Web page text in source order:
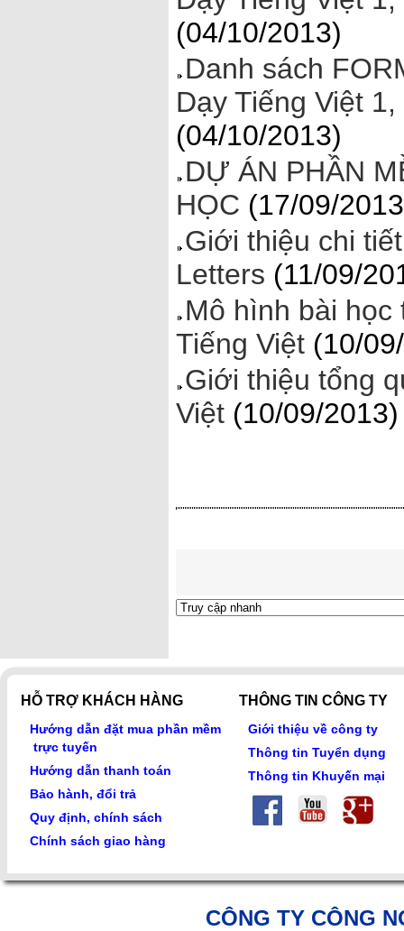
(04/10/2013)
Danh sách
Dạy Tiếng Việt
(04/10/2013)
DỰ ÁN PHẦN
HỌC (17/09/
Giới thiệu chi
Letters (11/09/
Mô hình bài học
Tiếng Việt (10/
Giới thiệu tổng
Việt (10/09/2013)
HỖ TRỢ KHÁCH HÀNG
Hướng dẫn đặt mua phần mềm
trực tuyến
Hướng dẫn thanh toán
Bảo hành, đổi trả
Quy định, chính sách
Chính sách giao hàng
THÔNG TIN CÔNG TY
Giới thiệu về công ty
Thông tin Tuyển dụng
Thông tin Khuyến mại
CÔNG TY CÔNG